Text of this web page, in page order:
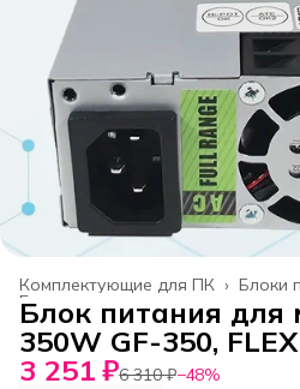
Блоки
Комплектующие для ПК ›
Главная
Блок питания для
350W GF-350, FLEX
3 251 ₽6 310 ₽−48%